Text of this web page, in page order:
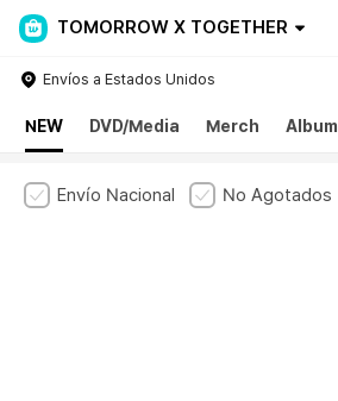
TOMORROW X TOGETHER
Envíos a Estados Unidos
NEW DVD/Media Merch Album
Envío Nacional No Agotados